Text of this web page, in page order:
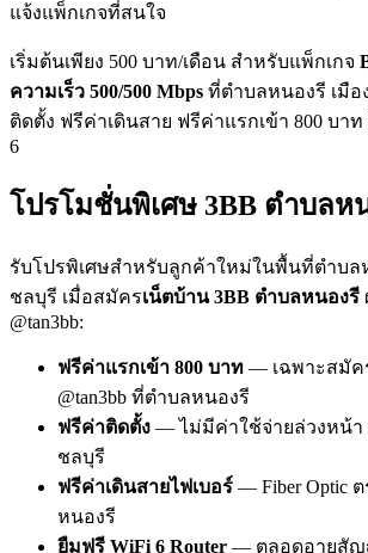
แจ้งแพ็กเกจที่สนใจ
เริ่มต้นเพียง 500 บาท/เดือน สำหรับแพ็กเกจ
ความเร็ว 500/500 Mbps ที่ตำบลหนองรี เมื
ติดตั้ง ฟรีค่าเดินสาย ฟรีค่าแรกเข้า 800 บาท
6
โปรโมชั่นพิเศษ 3BB ตำบลห
รับโปรพิเศษสำหรับลูกค้าใหม่ในพื้นที่ตำบล
ชลบุรี เมื่อสมัครเน็ตบ้าน 3BB ตำบลหนองรี
@tan3bb:
ฟรีค่าแรกเข้า 800 บาท — เฉพาะสมัค
@tan3bb ที่ตำบลหนองรี
ฟรีค่าติดตั้ง — ไม่มีค่าใช้จ่ายล่วงหน้า
ชลบุรี
ฟรีค่าเดินสายไฟเบอร์ — Fiber Optic
หนองรี
ยืมฟรี WiFi 6 Router — ตลอดอายุสัญ